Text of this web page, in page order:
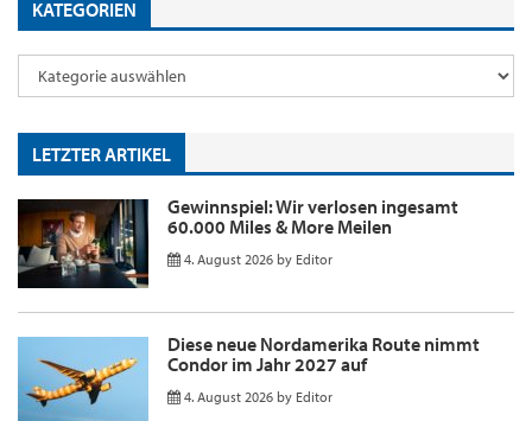
KATEGORIEN
LETZTER ARTIKEL
Gewinnspiel: Wir verlosen ingesamt
60.000 Miles & More Meilen
4. August 2026 by Editor
Diese neue Nordamerika Route nimmt
Condor im Jahr 2027 auf
4. August 2026 by Editor